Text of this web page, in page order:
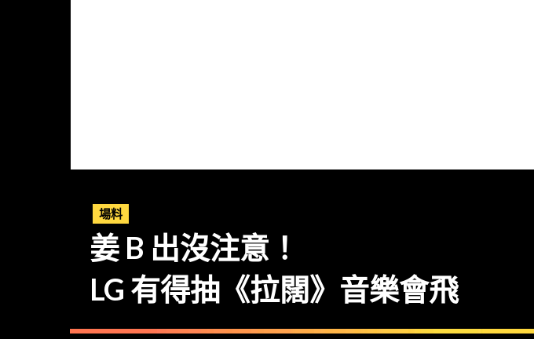
場料
姜 B 出沒注意！
LG 有得抽《拉闊》音樂會飛